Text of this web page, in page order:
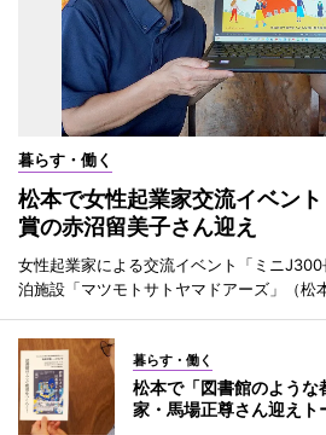
暮らす・働く
松本で女性起業家交流イベン
賞の赤沼留美子さん迎え
女性起業家による交流イベント「ミニ
泊施設「マツモトサトヤマドアーズ」（松
暮らす・働く
松本で「図書館のよう
家・馬場正尊さん迎えト